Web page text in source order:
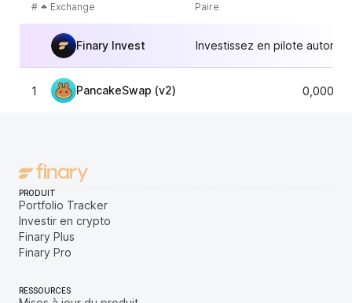
# Exchange Paire
Finary Invest Investissez en pilote
1 PancakeSwap (v2)
PRODUIT
Portfolio Tracker
Investir en crypto
Finary Plus
Finary Pro
RESSOURCES